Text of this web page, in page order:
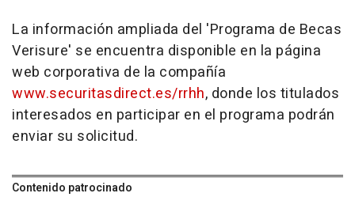
La información ampliada del 'Programa de Becas
Verisure' se encuentra disponible en la página
web corporativa de la compañía
www.securitasdirect.es/rrhh, donde los titulados
interesados en participar en el programa podrán
enviar su solicitud.
Contenido patrocinado